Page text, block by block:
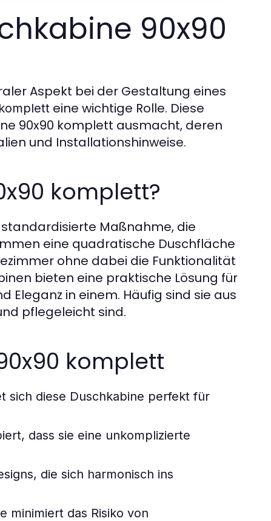
90x90
Aspekt bei der Gestaltung eines
eine wichtige Rolle. Diese
90x90 komplett ausmacht, deren
und Installationshinweise.
komplett?
Maßnahme, die
eine quadratische Duschfläche
ohne dabei die Funktionalität
bieten eine praktische Lösung für
Eleganz in einem. Häufig sind sie aus
pflegeleicht sind.
komplett
sich diese Duschkabine perfekt für
dass sie eine unkomplizierte
die sich harmonisch ins
minimiert das Risiko von